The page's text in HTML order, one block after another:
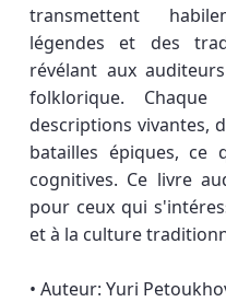
transmettent
légendes et des
révélant aux
folklorique.
descriptions vivantes,
batailles épiques, ce
cognitives. Ce livre
pour ceux qui
et à la culture
• Auteur: Yuri